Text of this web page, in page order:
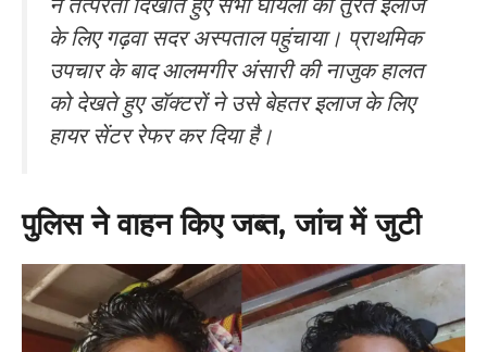
के लिए गढ़वा सदर अस्पताल पहुंचाया। प्राथमिक
उपचार के बाद आलमगीर अंसारी की नाजुक हालत
को देखते हुए डॉक्टरों ने उसे बेहतर इलाज के लिए
हायर सेंटर रेफर कर दिया है।
पुलिस ने वाहन किए जब्त, जांच में जुटी